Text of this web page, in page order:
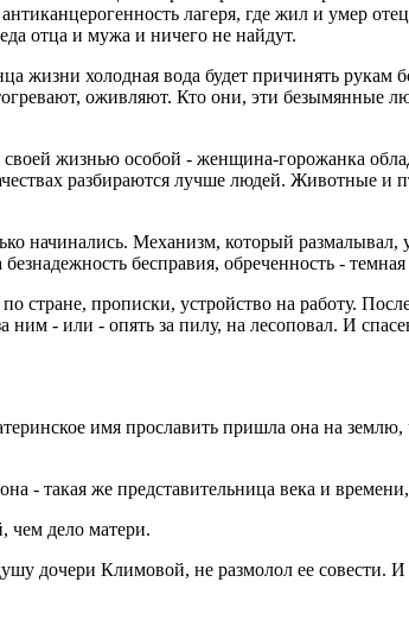
антиканцерогенность лагеря, где жил и умер
отца и мужа и ничего не найдут.
жизни холодная вода будет причинять рукам
оживляют. Кто они, эти безымянные
жизнью особой - женщина-горожанка
разбираются лучше людей. Животные
начинались. Механизм, который
бесправия, обреченность -
стране, прописки, устройство на работу.
ним - или - опять за пилу, на лесоповал. И
имя прославить пришла она на землю,
- такая же представительница века и
чем дело матери.
дочери Климовой, не размолол ее совести. И